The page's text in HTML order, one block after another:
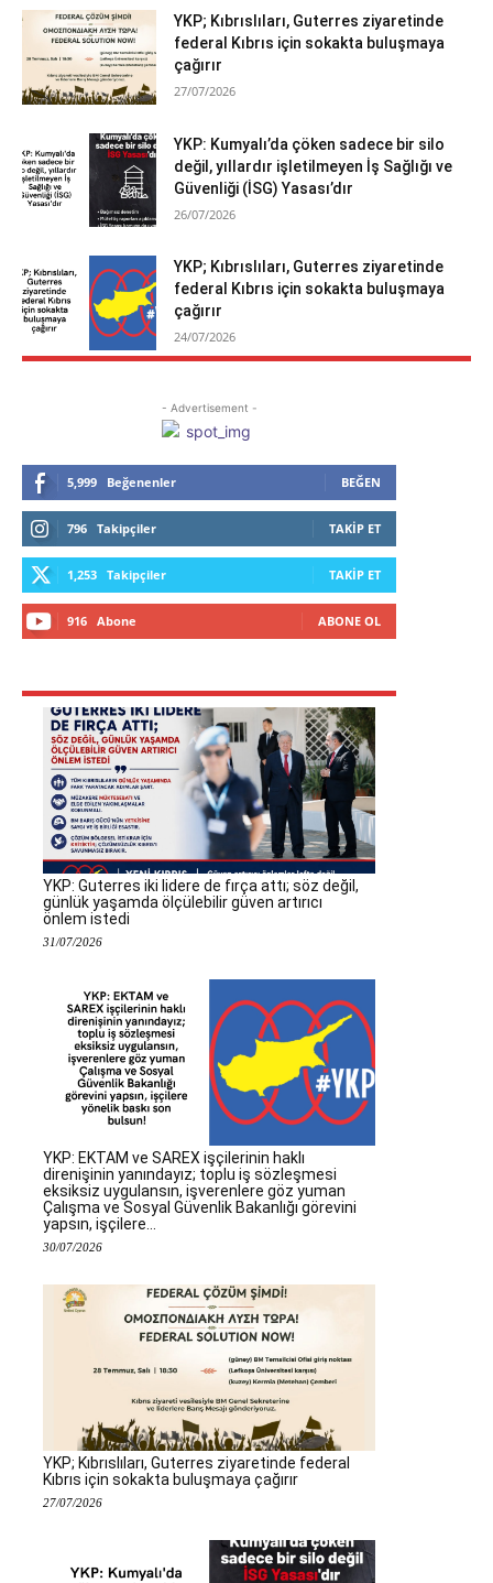
YKP; Kıbrıslıları, Guterres ziyaretinde
federal Kıbrıs için sokakta buluşmaya
çağırır
27/07/2026
YKP: Kumyalı’da çöken sadece bir silo
değil, yıllardır işletilmeyen İş Sağlığı ve
Güvenliği (İSG) Yasası’dır
26/07/2026
YKP; Kıbrıslıları, Guterres ziyaretinde
federal Kıbrıs için sokakta buluşmaya
çağırır
24/07/2026
- Advertisement -
5,999 Beğenenler BEĞEN
796 Takipçiler TAKIP ET
1,253 Takipçiler TAKIP ET
916 Abone ABONE OL
YKP: Guterres iki lidere de fırça attı; söz değil,
günlük yaşamda ölçülebilir güven artırıcı
önlem istedi
31/07/2026
YKP: EKTAM ve SAREX işçilerinin haklı
direnişinin yanındayız; toplu iş sözleşmesi
eksiksiz uygulansın, işverenlere göz yuman
Çalışma ve Sosyal Güvenlik Bakanlığı görevini
yapsın, işçilere...
30/07/2026
YKP; Kıbrıslıları, Guterres ziyaretinde federal
Kıbrıs için sokakta buluşmaya çağırır
27/07/2026